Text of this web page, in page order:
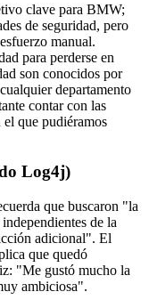
clave para BMW;
de seguridad, pero
manual.
para perderse en
son conocidos por
departamento
contar con las
el que pudiéramos
Log4j)
que buscaron "la
de la
adicional". El
que quedó
"Me gustó mucho la
ambiciosa".